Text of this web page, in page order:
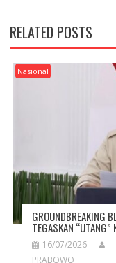
A
V
I
G
A
RELATED POSTS
Nasional
GROUNDBREAKING
TEGASKAN “UTANG”
16/07/2026
PRABOWO